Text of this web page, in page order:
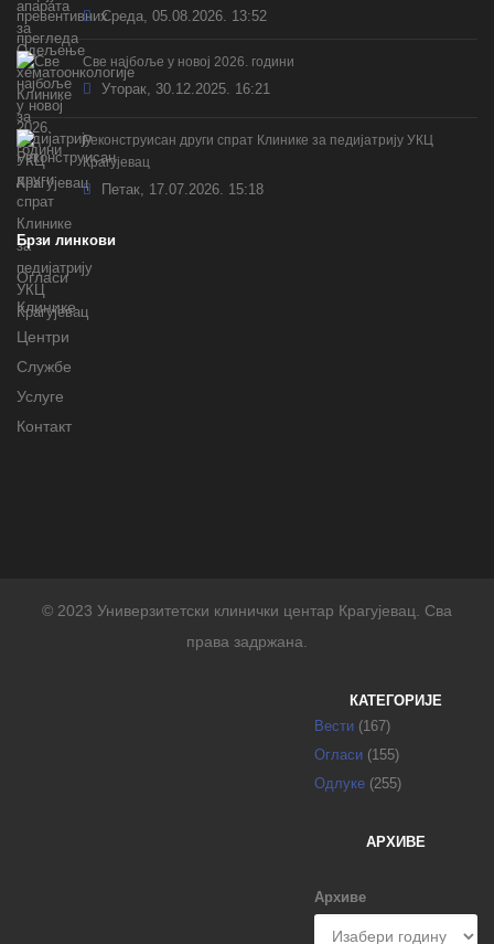
Cреда, 05.08.2026. 13:52
Све најбоље у новој 2026. години
Уторак, 30.12.2025. 16:21
Реконструисан други спрат Клинике за педијатрију УКЦ
Крагујевац
Петак, 17.07.2026. 15:18
Брзи линкови
Огласи
Клинике
Центри
Службе
Услуге
Контакт
© 2023 Универзитетски клинички центар Крагујевац. Сва
права задржана.
КАТЕГОРИЈЕ
Вести (167)
Огласи (155)
Одлуке (255)
АРХИВЕ
Архиве